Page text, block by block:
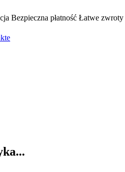
Bezpieczna płatność Łatwe zwroty